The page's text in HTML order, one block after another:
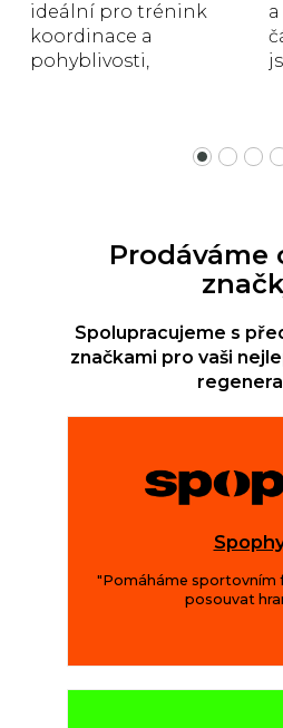
ideální pro trénink
koordinace a
pohyblivosti,
Prodáváme
Spolupracujeme s
značkami pro vaši
"Pomáháme sportovním
posouvat